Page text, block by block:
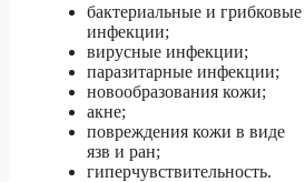
бактериальные и грибковые
инфекции;
вирусные инфекции;
паразитарные инфекции;
новообразования кожи;
акне;
повреждения кожи в виде
язв и ран;
гиперчувствительность.